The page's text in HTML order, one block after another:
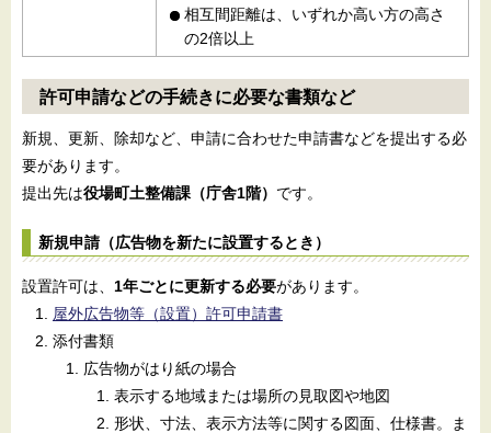
相互間距離は、いずれか高い方の高さ
の2倍以上
許可申請などの手続きに必要な書類など
新規、更新、除却など、申請に合わせた申請書などを提出する必
要があります。
提出先は役場町土整備課（庁舎1階） です。
新規申請（広告物を新たに設置するとき）
設置許可は、 1年ごとに更新する必要があります。
屋外広告物等（設置）許可申請書
添付書類
広告物がはり紙の場合
表示する地域または場所の見取図や地図
形状、寸法、表示方法等に関する図面、仕様書。ま